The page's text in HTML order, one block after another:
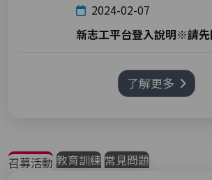
2024-02-07
了解更多
召募活動 教育訓練 常見問題